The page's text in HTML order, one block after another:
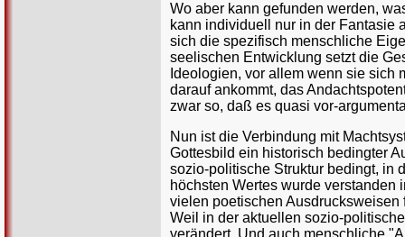
Wo aber kann gefunden werden,
kann individuell nur in der Fantasie
sich die spezifisch menschliche
seelischen Entwicklung setzt die
Ideologien, vor allem wenn sie sich
darauf ankommt, das
zwar so, daß es quasi vor-
Nun ist die Verbindung mit
Gottesbild ein historisch bedingter
sozio-politische Struktur bedingt, in
höchsten Wertes wurde verstanden
vielen poetischen
Weil in der aktuellen sozio-